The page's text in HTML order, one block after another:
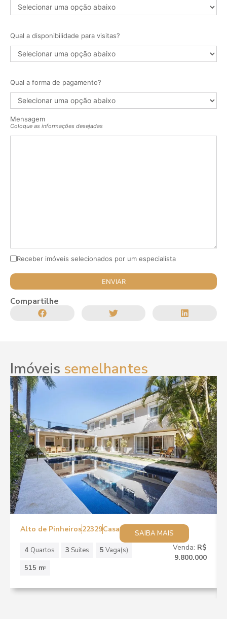
Qual a disponibilidade para visitas?
Qual a forma de pagamento?
Mensagem
Coloque as informações desejadas
Receber imóveis selecionados por um especialista
Compartilhe
Imóveis semelhantes
Alto de Pinheiros22329Casa
SAIBA MAIS
4 Quartos 3 Suites 5 Vaga(s)
515 m2
Venda: R$
9.800.000